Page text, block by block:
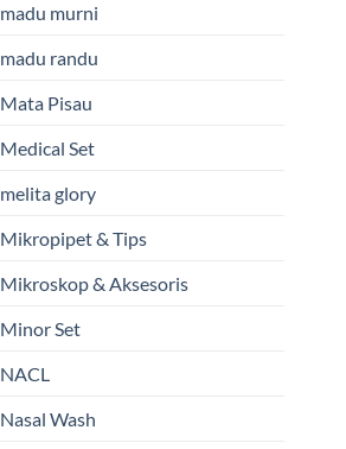
madu murni
madu randu
Mata Pisau
Medical Set
melita glory
Mikropipet & Tips
Mikroskop & Aksesoris
Minor Set
NACL
Nasal Wash